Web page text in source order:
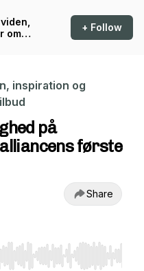
om
+ Follow
inspiration og
på
første
Share
Home/End to jump to